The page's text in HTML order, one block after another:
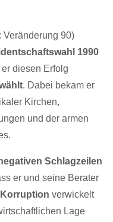
Veränderung 90)
1990
er diesen Erfolg
. Dabei bekam er
Kirchen,
und der armen
Schlagzeilen
er und seine Berater
Korruption verwickelt
Lage